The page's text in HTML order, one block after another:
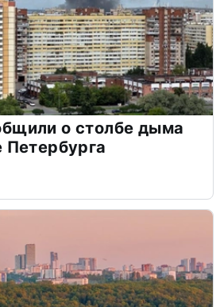
о столбе дыма
Петербурга